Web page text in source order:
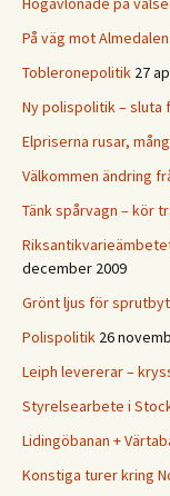
På väg mot Almedalen
Tobleronepolitik 27
Ny polispolitik – sluta
Elpriserna rusar,
Välkommen ändring
Tänk spårvagn – kör
december 2009
Grönt ljus för
Polispolitik 26
Leiph levererar –
Styrelsearbete i
Lidingöbanan +
Konstiga turer kring